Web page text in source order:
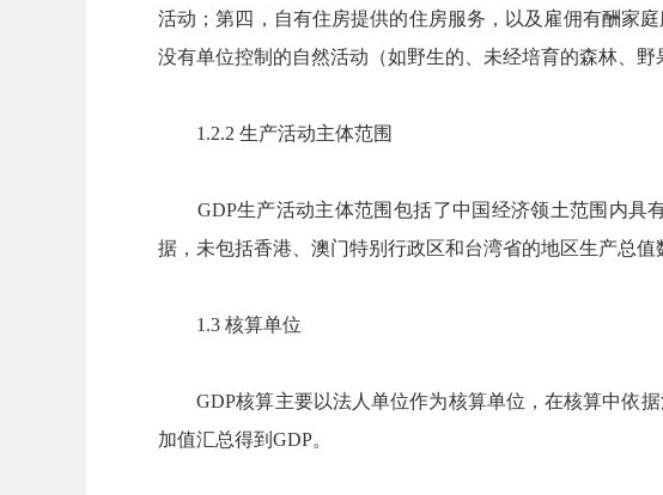
活动；第四，自有住房提供的住房服务，以及雇佣有酬家
没有单位控制的自然活动（如野生的、未经培育的森林、
1.2.2 生产活动主体范围
GDP生产活动主体范围包括了中国经济领土范围内具
据，未包括香港、澳门特别行政区和台湾省的地区生产总值
1.3 核算单位
GDP核算主要以法人单位作为核算单位，在核算中依据
加值汇总得到GDP。